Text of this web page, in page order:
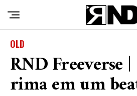
OLD
RND Freeverse |
rima em um